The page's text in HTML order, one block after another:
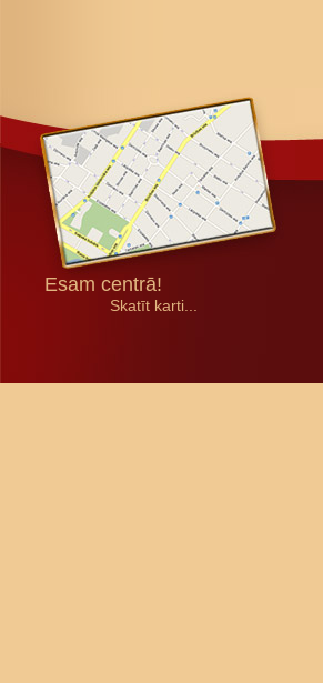
Esam centrā!
Skatīt karti...